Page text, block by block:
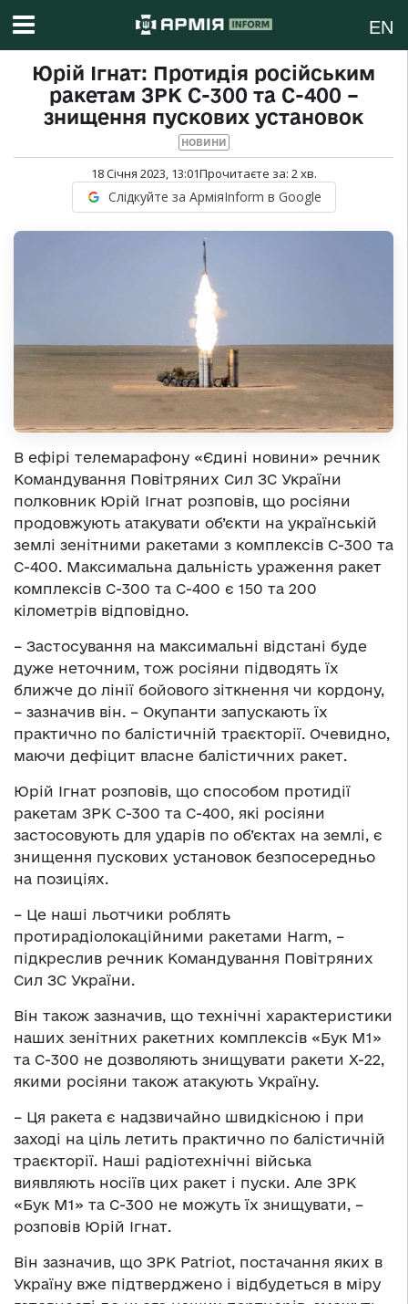
EN
Юрій Ігнат: Протидія російським
ракетам ЗРК С-300 та С-400 –
знищення пускових установок
НОВИНИ
18 Січня 2023, 13:01Прочитаєте за: 2хв.
Слідкуйте за АрміяInform в Google
В ефірі телемарафону «Єдині новини» речник
Командування Повітряних Сил ЗС України
полковник Юрій Ігнат розповів, що росіяни
продовжують атакувати об’єкти на українській
землі зенітними ракетами з комплексів С-300 та
С-400. Максимальна дальність ураження ракет
комплексів С-300 та С-400 є 150 та 200
кілометрів відповідно.
– Застосування на максимальні відстані буде
дуже неточним, тож росіяни підводять їх
ближче до лінії бойового зіткнення чи кордону,
– зазначив він. – Окупанти запускають їх
практично по балістичній траєкторії. Очевидно,
маючи дефіцит власне балістичних ракет.
Юрій Ігнат розповів, що способом протидії
ракетам ЗРК С-300 та С-400, які росіяни
застосовують для ударів по об’єктах на землі, є
знищення пускових установок безпосередньо
на позиціях.
– Це наші льотчики роблять
протирадіолокаційними ракетами Harm, –
підкреслив речник Командування Повітряних
Сил ЗС України.
Він також зазначив, що технічні характеристики
наших зенітних ракетних комплексів «Бук М1»
та С-300 не дозволяють знищувати ракети Х-22,
якими росіяни також атакують Україну.
– Ця ракета є надзвичайно швидкісною і при
заході на ціль летить практично по балістичній
траєкторії. Наші радіотехнічні війська
виявляють носіїв цих ракет і пуски. Але ЗРК
«Бук М1» та С-300 не можуть їх знищувати, –
розповів Юрій Ігнат.
Він зазначив, що ЗРК Patriot, постачання яких в
Україну вже підтверджено і відбудеться в міру